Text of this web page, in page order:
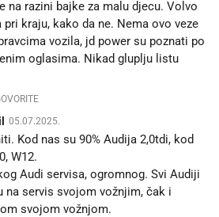
na razini bajke za malu djecu. Volvo
pri kraju, kako da ne. Nema ovo veze
vozila, jd power su poznati po
oglasima. Nikad gluplju listu
05.07.2025.
Kod nas su 90% Audija 2,0tdi, kod
W12.
Audi servisa, ogromnog. Svi Audiji
na servis svojom vožnjim, čak i
svojom vožnjom.